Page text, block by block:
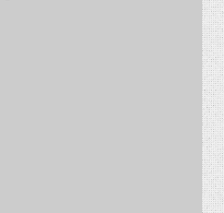
San Luca
con Mario Botta